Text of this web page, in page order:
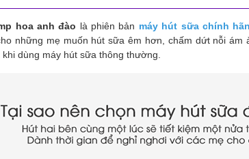
hoa anh đào là phiên bản máy hút sữa chính
những mẹ muốn hút sữa êm hơn, chấm dứt nỗi
dùng máy hút sữa thông thường.